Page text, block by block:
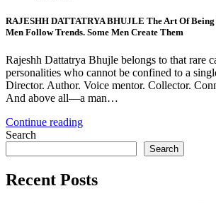
RAJESHH DATTATRYA BHUJLE The Art Of
Men Follow Trends. Some Men Create Them
Rajeshh Dattatrya Bhujle belongs to that rare
personalities who cannot be confined to a
Director. Author. Voice mentor. Collector.
And above all—a man…
Continue reading
Search
Search
Recent Posts